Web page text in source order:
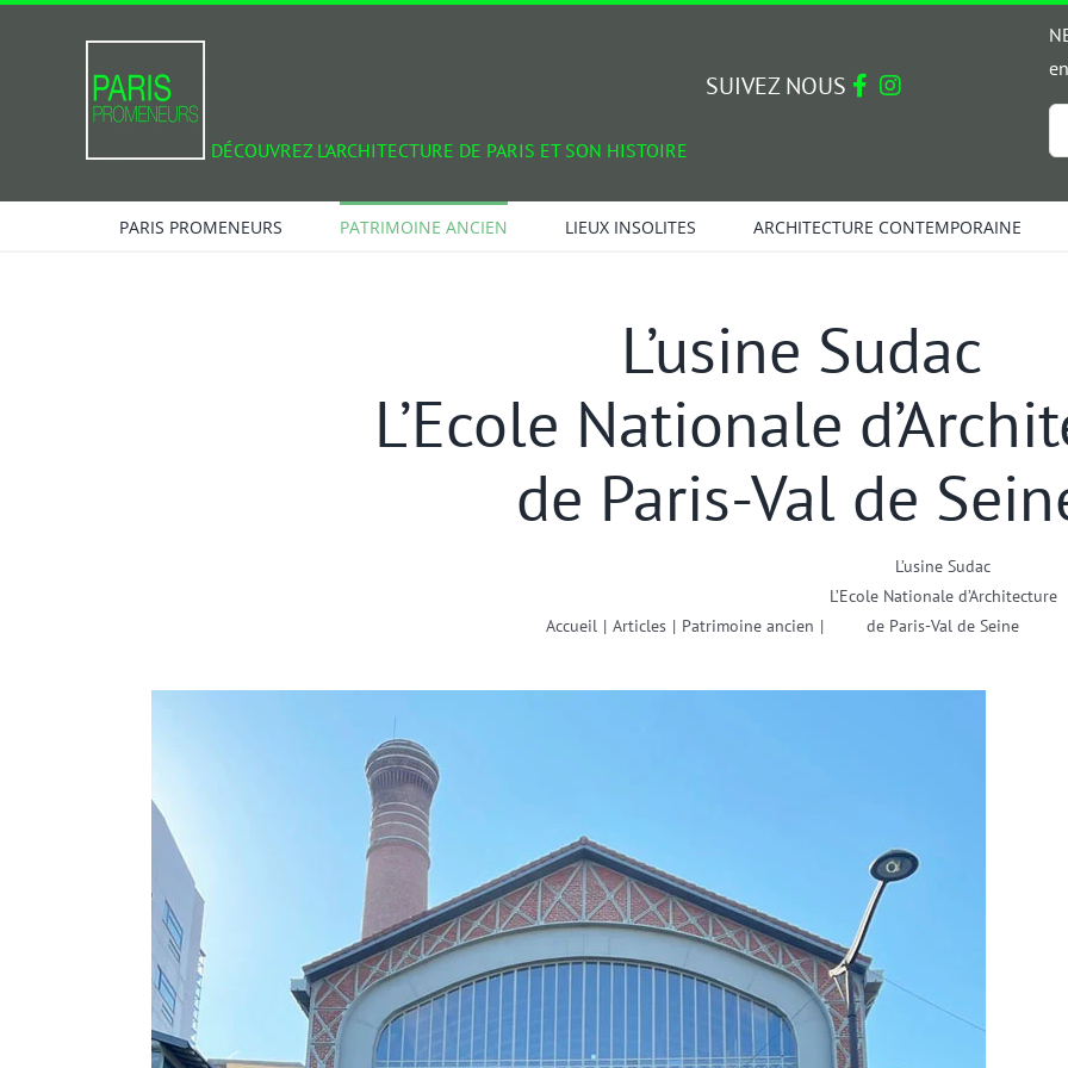
DÉCOUVREZ L'ARCHITECTURE DE PARIS ET SON HISTOIRE
SUIVEZ NOUS
*
PARIS PROMENEURS PATRIMOINE ANCIEN LIEUX INSOLITES ARCHITECTURE CONTEMPORAINE
L’usine Sudac
L’Ecole Nationale
de Paris-Val de
Accueil | Articles | Patrimoine ancien |
L’usine Sudac
L’Ecole Nationale d’Architecture
de Paris-Val de Seine